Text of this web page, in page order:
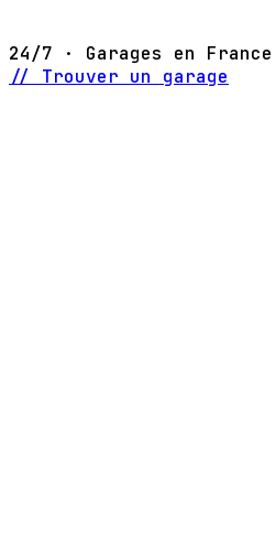
24/7 · Garages en France
// Trouver un garage